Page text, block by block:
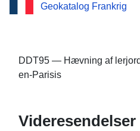
Geokatalog Frankrig
DDT95 — Hævning af
en-Parisis
Videresendelser